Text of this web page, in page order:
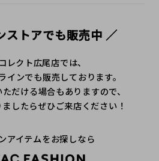
ストアでも販売中 ／
レクト広尾店では、
インでも販売しております。
だける場合もありますので、
したらぜひご来店ください！
アイテムをお探しなら